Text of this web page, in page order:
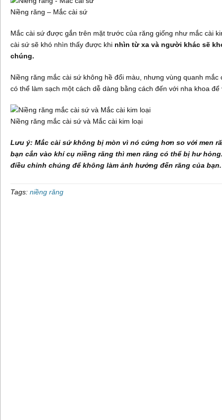
Niềng răng – Mắc cài sứ
Mắc cài sứ được gắn trên mặt trước của răng giống như mắc cài
cài sứ sẽ khó nhìn thấy được khi nhìn từ xa và người khác sẽ
chúng.
Niềng răng mắc cài sứ không hề đổi màu, nhưng vùng quanh mắc
có thể làm sạch một cách dễ dàng bằng cách đến với nha khoa
Niềng răng mắc cài sứ và Mắc cài kim loại
Lưu ý: Mắc cài sứ không bị mòn vì nó cứng hơn so với men
bạn cắn vào khí cụ niềng răng thì men răng có thể bị hư
điều chỉnh chúng để không làm ảnh hưởng đến răng của bạn.
Tags: niềng răng